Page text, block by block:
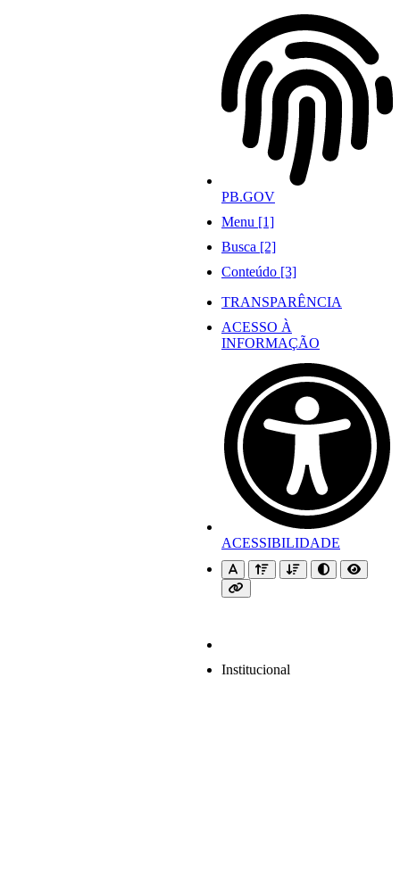
PB.GOV
Menu [1]
Busca [2]
Conteúdo [3]
TRANSPARÊNCIA
ACESSO À
INFORMAÇÃO
ACESSIBILIDADE
Institucional